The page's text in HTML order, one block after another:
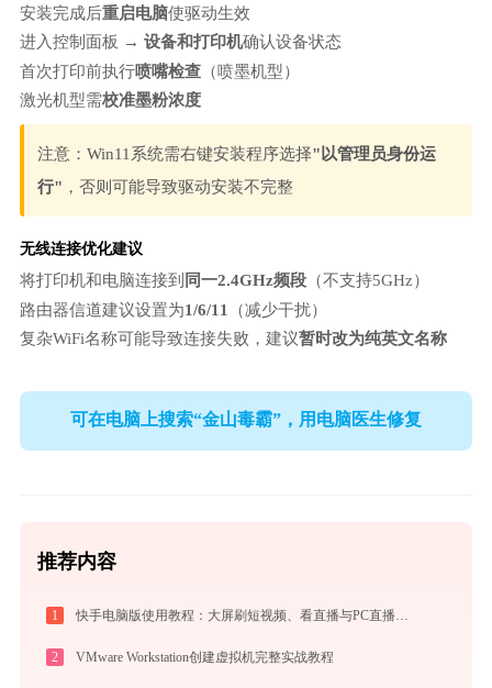
安装完成后重启电脑使驱动生效
进入控制面板 → 设备和打印机确认设备状态
首次打印前执行喷嘴检查（喷墨机型）
激光机型需校准墨粉浓度
注意：Win11系统需右键安装程序选择"以管理员身份运
行" ，否则可能导致驱动安装不完整
无线连接优化建议
将打印机和电脑连接到 同一2.4GHz频段（不支持5GHz）
路由器信道建议设置为1/6/11
（减少干扰）
复杂WiFi名称可能导致连接失败，建议暂时改为纯英文名称
可在电脑上搜索“金山毒霸”，用电脑医生修复
推荐内容
1 快手电脑版使用教程：大屏刷短视频、看直播与PC直播伴侣一站式指南
2 VMware Workstation创建虚拟机完整实战教程